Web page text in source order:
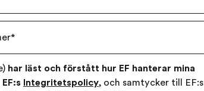
*
har läst och förstått hur EF hanterar mina
Integritetspolicy, och samtycker till EF:s